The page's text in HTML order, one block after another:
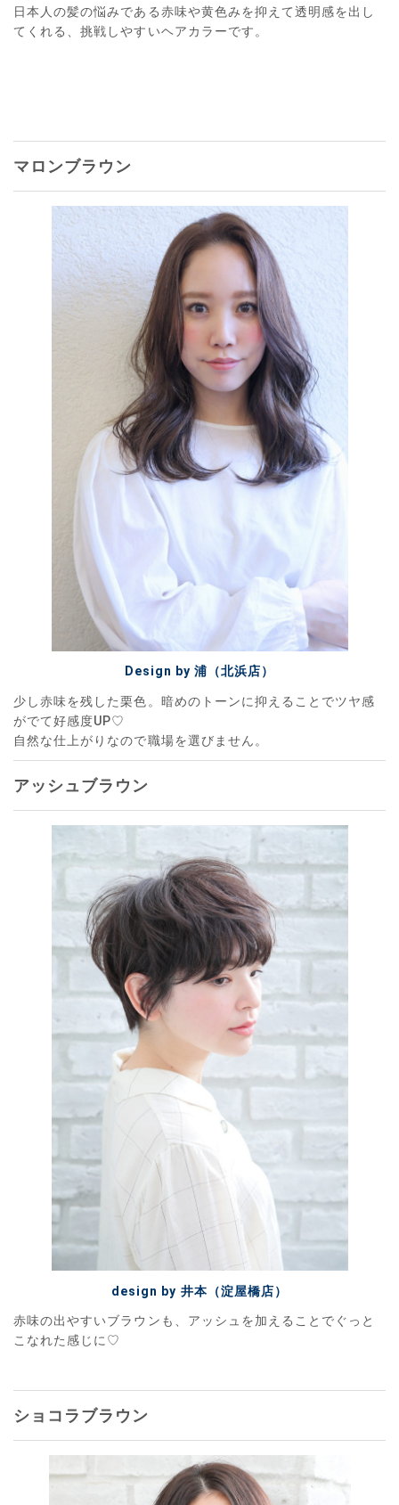
日本人の髪の悩みである赤味や黄色みを抑えて透明感を出し
てくれる、挑戦しやすいヘアカラーです。
マロンブラウン
Design by 浦（北浜店）
少し赤味を残した栗色。暗めのトーンに抑えることでツヤ感
がでて好感度UP♡
自然な仕上がりなので職場を選びません。
アッシュブラウン
design by 井本（淀屋橋店）
赤味の出やすいブラウンも、アッシュを加えることでぐっと
こなれた感じに♡
ショコラブラウン